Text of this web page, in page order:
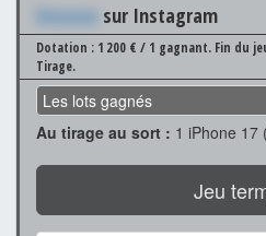
Xxxxxxx sur Instagram
Dotation : 1 200 € / 1 gagnant. Fin du
Tirage.
Les lots gagnés
Au tirage au sort : 1 iPhone 17
Jeu